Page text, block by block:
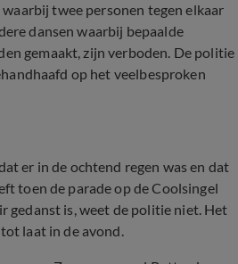
twee personen tegen elkaar
dansen waarbij bepaalde
gemaakt, zijn verboden. De politie
op het veelbesproken
er in de ochtend regen was en dat
toen de parade op de Coolsingel
gedanst is, weet de politie niet. Het
laat in de avond.